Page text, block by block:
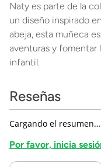
Naty es parte de la
un diseño inspirado
abeja, esta muñeca
aventuras y fomentar
infantil.
Reseñas
Cargando el resumen…
Por favor, inicia